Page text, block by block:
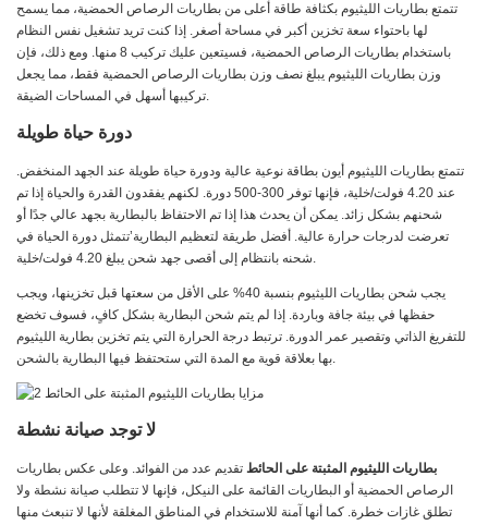
تتمتع بطاريات الليثيوم بكثافة طاقة أعلى من بطاريات الرصاص الحمضية، مما يسمح
لها باحتواء سعة تخزين أكبر في مساحة أصغر. إذا كنت تريد تشغيل نفس النظام
باستخدام بطاريات الرصاص الحمضية، فسيتعين عليك تركيب 8 منها. ومع ذلك، فإن
وزن بطاريات الليثيوم يبلغ نصف وزن بطاريات الرصاص الحمضية فقط، مما يجعل
تركيبها أسهل في المساحات الضيقة.
دورة حياة طويلة
تتمتع بطاريات الليثيوم أيون بطاقة نوعية عالية ودورة حياة طويلة عند الجهد المنخفض.
عند 4.20 فولت/خلية، فإنها توفر 300-500 دورة. لكنهم يفقدون القدرة والحياة إذا تم
شحنهم بشكل زائد. يمكن أن يحدث هذا إذا تم الاحتفاظ بالبطارية بجهد عالي جدًا أو
تعرضت لدرجات حرارة عالية. أفضل طريقة لتعظيم البطارية’تتمثل دورة الحياة في
شحنه بانتظام إلى أقصى جهد شحن يبلغ 4.20 فولت/خلية.
يجب شحن بطاريات الليثيوم بنسبة 40% على الأقل من سعتها قبل تخزينها، ويجب
حفظها في بيئة جافة وباردة. إذا لم يتم شحن البطارية بشكل كافٍ، فسوف تخضع
للتفريغ الذاتي وتقصير عمر الدورة. ترتبط درجة الحرارة التي يتم تخزين بطارية الليثيوم
بها بعلاقة قوية مع المدة التي ستحتفظ فيها البطارية بالشحن.
لا توجد صيانة نشطة
بطاريات الليثيوم المثبتة على الحائط تقديم عدد من الفوائد. وعلى عكس بطاريات
الرصاص الحمضية أو البطاريات القائمة على النيكل، فإنها لا تتطلب صيانة نشطة ولا
تطلق غازات خطرة. كما أنها آمنة للاستخدام في المناطق المغلقة لأنها لا تنبعث منها